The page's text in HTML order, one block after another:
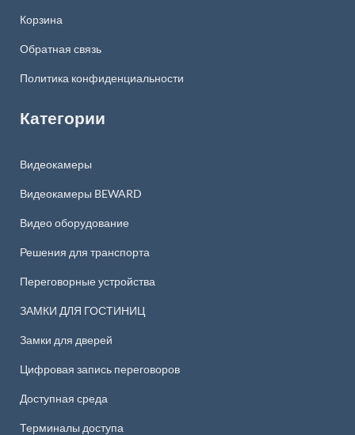
Корзина
Обратная связь
Политика конфиденциальности
Категории
Видеокамеры
Видеокамеры BEWARD
Видео оборудование
Решения для транспорта
Переговорные устройства
ЗАМКИ ДЛЯ ГОСТИНИЦ
Замки для дверей
Цифровая запись переговоров
Доступная среда
Терминалы доступа